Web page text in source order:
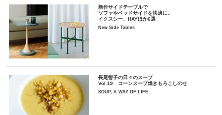
新作サイドテーブルで
ソファやベッドサイドを快適に。
イクスシー、HAYほか6選
New Side Tables
長尾智子の日々のスープ
Vol.19 コーンスープ焼きもろこしのせ
SOUP, A WAY OF LIFE